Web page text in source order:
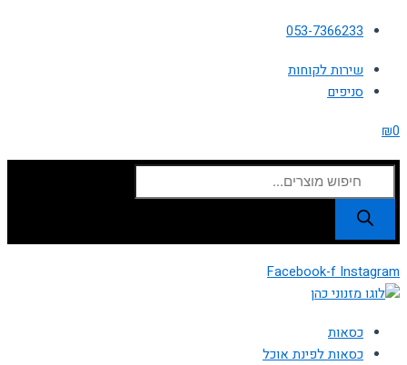
לתוכן
053-7366233
שירות לקוחות
סניפים
₪0
search
Facebook-f Instagram
כסאות
כסאות לפינת אוכל